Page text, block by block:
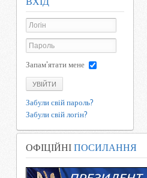
Запам'ятати мене
УВІЙТИ
Забули свій пароль?
Забули свій логін?
ОФІЦІЙНІ ПОСИЛАННЯ